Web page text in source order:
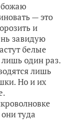
— это
и
завидую
белые
лишь один раз.
лишь
Но и их
туда